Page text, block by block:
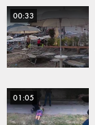
00:33
01:05